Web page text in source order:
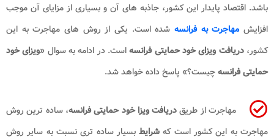
باشد. اقتصاد پایدار این کشور، جاذبه های آن و بسیاری از مزایای آن موجب
افزایشمهاجرت به فرانسه شده است. یکی از روش های مهاجرت به این
کشور،دریافت ویزای خود حمایتی فرانسهاست. در ادامه به سوال «ویزای خود
حمایتی فرانسهچیست؟» پاسخ داده خواهد شد.
مهاجرت از طریقدریافت ویزا خود حمایتی فرانسه، ساده ترین روش
مهاجرت به این کشور است که شرایطبسیار ساده تری نسبت به سایر روش